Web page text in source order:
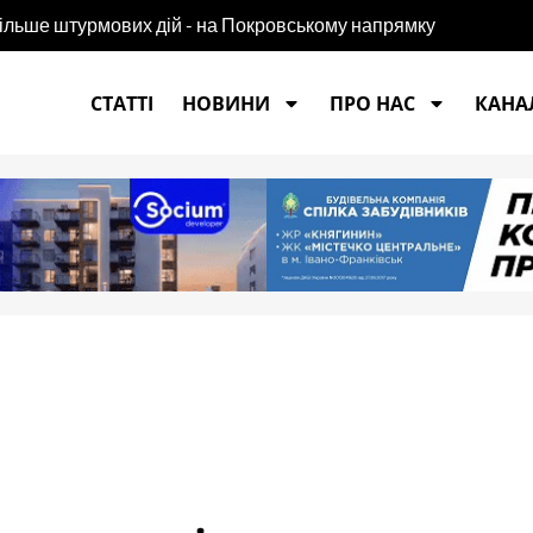
штурмових дій - на Покровському напрямку
СТАТТІ
НОВИНИ ПРО НАС